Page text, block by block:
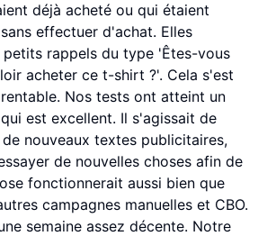
déjà acheté ou qui étaient
effectuer d'achat. Elles
rappels du type 'Êtes-vous
acheter ce t-shirt ?'. Cela s'est
Nos tests ont atteint un
est excellent. Il s'agissait de
nouveaux textes publicitaires,
de nouvelles choses afin de
fonctionnerait aussi bien que
campagnes manuelles et CBO.
semaine assez décente. Notre